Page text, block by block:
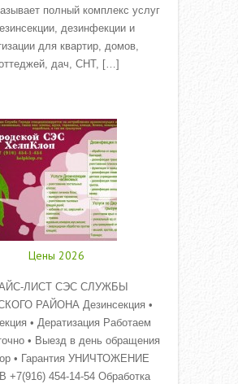
полный комплекс услуг
дезинфекции и
для квартир, домов,
дач, СНТ, […]
Цены 2026
ЛИСТ СЭС СЛУЖБЫ
РАЙОНА Дезинсекция •
• Дератизация Работаем
• Выезд в день обращения
• Гарантия УНИЧТОЖЕНИЕ
+7(916) 454-14-54 Обработка